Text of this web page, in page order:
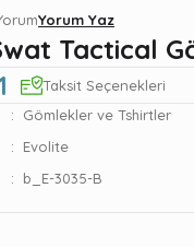
Yorum Yaz
Tactical
Taksit Seçenekleri
Gömlekler ve Tshirtler
Evolite
b_E-3035-B